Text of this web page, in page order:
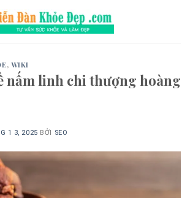
, WIKI
nấm linh chi thượng hoàng
1 3, 2025 BỞI SEO